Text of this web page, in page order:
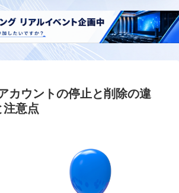
カウントの停止と削除の違
注意点